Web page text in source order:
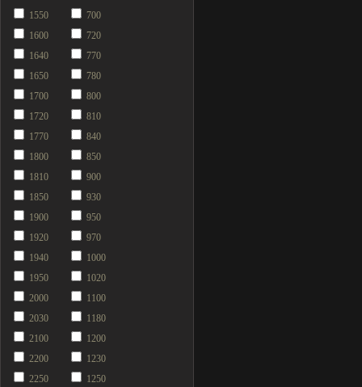
1550
1600
1640
1650
1700
1720
1770
1800
1810
1850
1900
1920
1940
1950
2000
2030
2100
2200
2250
700
720
770
780
800
810
840
850
900
930
950
970
1000
1020
1100
1180
1200
1230
1250